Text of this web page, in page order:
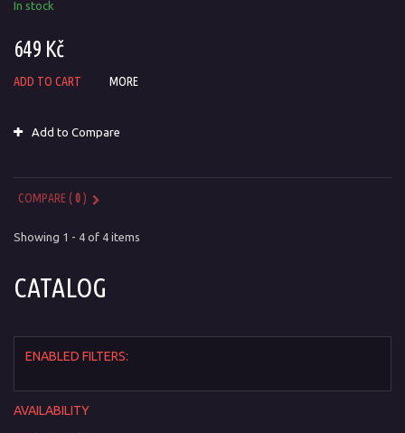
In stock
649 Kč
ADD TO CART MORE
Add to Compare
COMPARE (0)
Showing 1 - 4 of 4 items
CATALOG
ENABLED FILTERS:
AVAILABILITY